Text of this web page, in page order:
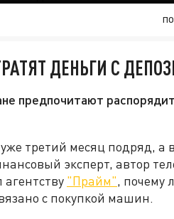
ДЕНЬГИ С
предпочитают
третий месяц подряд, а
эксперт, автор
"Прайм", почему
с покупкой машин.